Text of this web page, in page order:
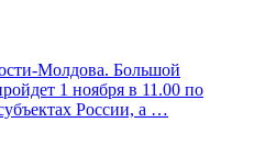
Молдова. Большой
1 ноября в 11.00 по
России, а …